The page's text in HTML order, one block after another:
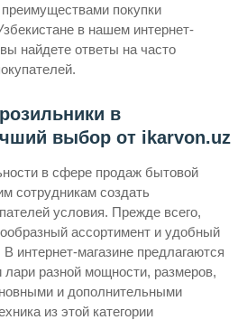
покупки
в нашем интернет-
найдете ответы на часто
в
выбор от ikarvon.uz
в сфере продаж бытовой
сотрудникам создать
условия. Прежде всего,
ассортимент и удобный
интернет-магазине предлагаются
разной мощности, размеров,
и дополнительными
из этой категории